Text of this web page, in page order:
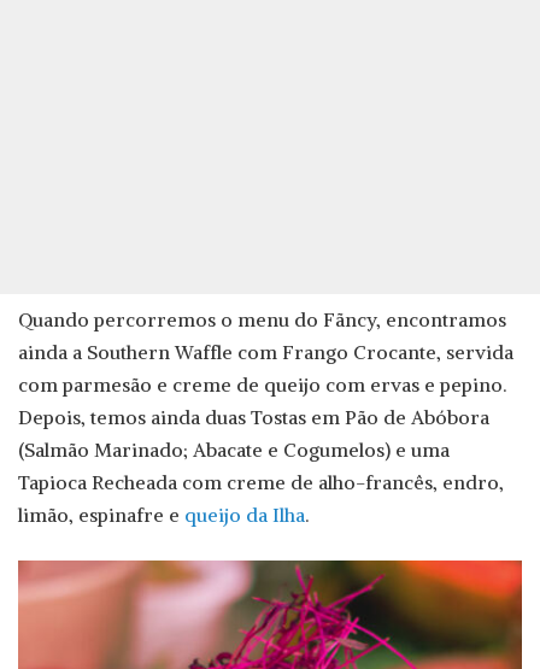
Quando percorremos o menu do Fãncy, encontramos
ainda a Southern Waffle com Frango Crocante, servida
com parmesão e creme de queijo com ervas e pepino.
Depois, temos ainda duas Tostas em Pão de Abóbora
(Salmão Marinado; Abacate e Cogumelos) e uma
Tapioca Recheada com creme de alho-francês, endro,
limão, espinafre e queijo da Ilha.